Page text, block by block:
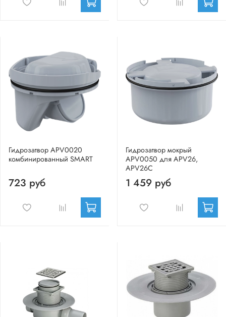
Гидрозатвор APV0020
комбинированный SMART
723 руб
Гидрозатвор мокрый
APV0050 для APV26,
APV26C
1 459 руб